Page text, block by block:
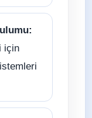
için